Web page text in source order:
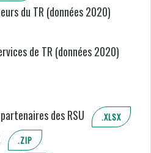
du TR (données 2020)
de TR (données 2020)
des RSU .XLSX
.ZIP